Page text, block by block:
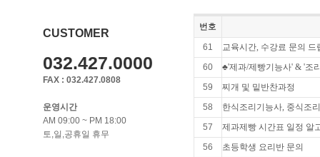
CUSTOMER
032.427.0000
FAX : 032.427.0808
운영시간
AM 09:00 ~ PM 18:00
토,일,공휴일 휴무
번호
61
교육시간, 수강료 문의 드
60
♣'제과/제빵기능사' & '조
59
찌개 및 밑반찬과정
58
한식조리기능사, 중식조
57
제과제빵 시간표 일정 알
56
초등학생 요리반 문의